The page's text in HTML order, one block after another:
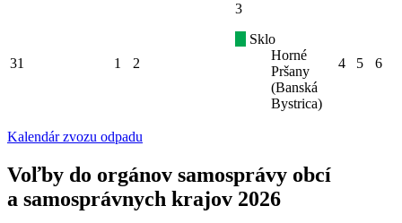
31 1 2
3
Sklo
Horné
Pršany
(Banská
Bystrica)
4 5 6
Kalendár zvozu odpadu
Voľby do orgánov samosprávy obcí
a samosprávnych krajov 2026